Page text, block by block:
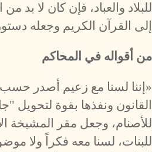
للبلاد والعباد، فإن كان لا بد
إلى القرآن الكريم وجعله
من أقواله في المحاكم
«إننا لسنا مع زعيم أصدر
القانون ونفذها بقوة لتحويل
للأصنام، وجعل مقر المشيخة
للبنات، لسنا معه فكراً ولا